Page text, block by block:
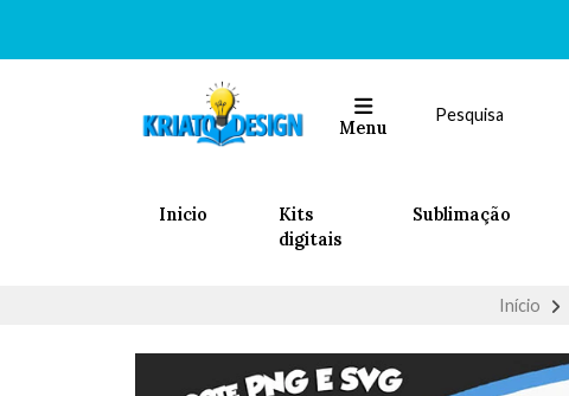
Menu
Inicio
Kits
digitais
Sublimação
Início